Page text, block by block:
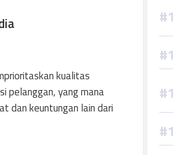
kualitas
pelanggan, yang mana
dan keuntungan lain dari